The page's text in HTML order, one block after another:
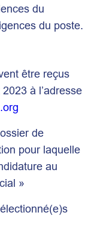
du
du poste.
être reçus
à l’adresse
de
pour laquelle
au
»